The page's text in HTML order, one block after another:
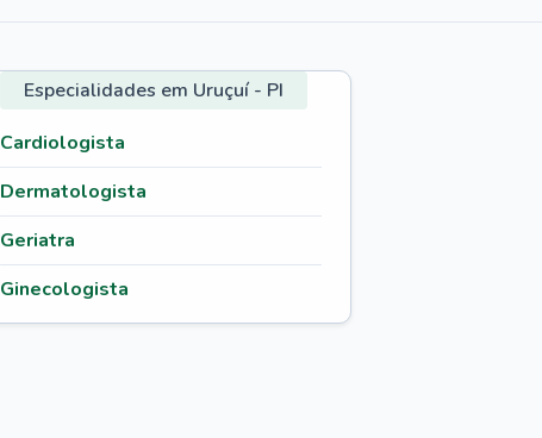
Especialidades em Uruçuí - PI
Cardiologista
Dermatologista
Geriatra
Ginecologista